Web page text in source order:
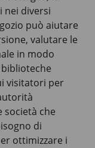
nei diversi
può aiutare
valutare le
in modo
visitatori per
società che
di
ottimizzare i